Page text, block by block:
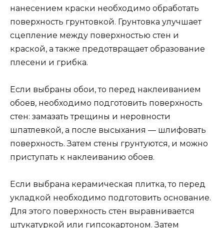
нанесением краски необходимо обработать
поверхность грунтовкой. Грунтовка улучшает
сцепление между поверхностью стен и
краской, а также предотвращает образование
плесени и грибка.
Если выбраны обои, то перед наклеиванием
обоев, необходимо подготовить поверхность
стен: замазать трещины и неровности
шпатлевкой, а после высыхания — шлифовать
поверхность. Затем стены грунтуются, и можно
приступать к наклеиванию обоев.
Если выбрана керамическая плитка, то перед
укладкой необходимо подготовить основание.
Для этого поверхность стен выравнивается
штукатуркой или гипсокартоном. Затем